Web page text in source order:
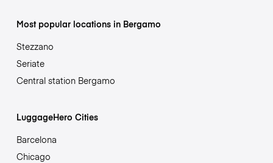
Most popular locations in Bergamo
Stezzano
Seriate
Central station Bergamo
LuggageHero Cities
Barcelona
Chicago